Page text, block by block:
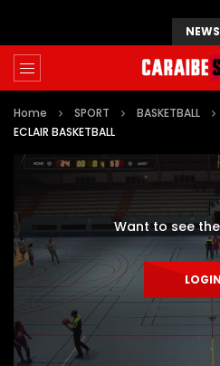
NEWS
Home SPORT BASKETBALL
ECLAIR BASKETBALL
Want to see
LOGIN